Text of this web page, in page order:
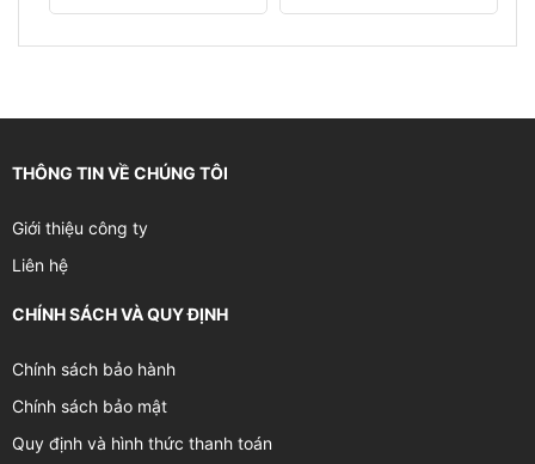
THÔNG TIN VỀ CHÚNG TÔI
Giới thiệu công ty
Liên hệ
CHÍNH SÁCH VÀ QUY ĐỊNH
Chính sách bảo hành
Chính sách bảo mật
Quy định và hình thức thanh toán